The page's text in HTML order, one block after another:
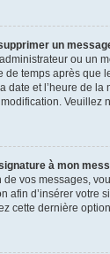
un
ou un
temps après que
date et l’heure de
Veuillez
à mon
vos messages,
afin d’insérer votre
cette dernière